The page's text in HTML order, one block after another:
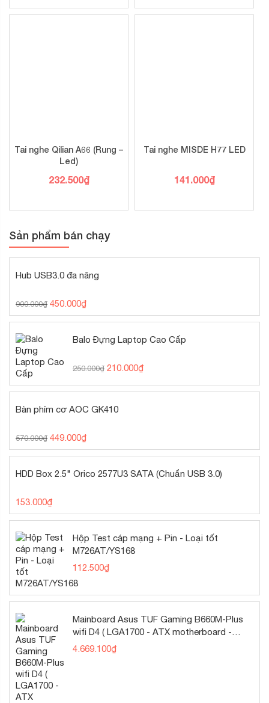
Tai nghe Qilian A66 (Rung –
Led)
232.500₫
Tai nghe MISDE H77 LED
141.000₫
Sản phẩm bán chạy
Hub USB3.0 đa năng
900.000₫ 450.000₫
Balo Đựng Laptop Cao Cấp
250.000₫ 210.000₫
Bàn phím cơ AOC GK410
570.000₫ 449.000₫
HDD Box 2.5" Orico 2577U3 SATA (Chuẩn USB 3.0)
153.000₫
Hộp Test cáp mạng + Pin - Loại tốt
M726AT/YS168
112.500₫
Mainboard Asus TUF Gaming B660M-Plus
wifi D4 ( LGA1700 - ATX motherboard -
DDR4 )
4.669.100₫